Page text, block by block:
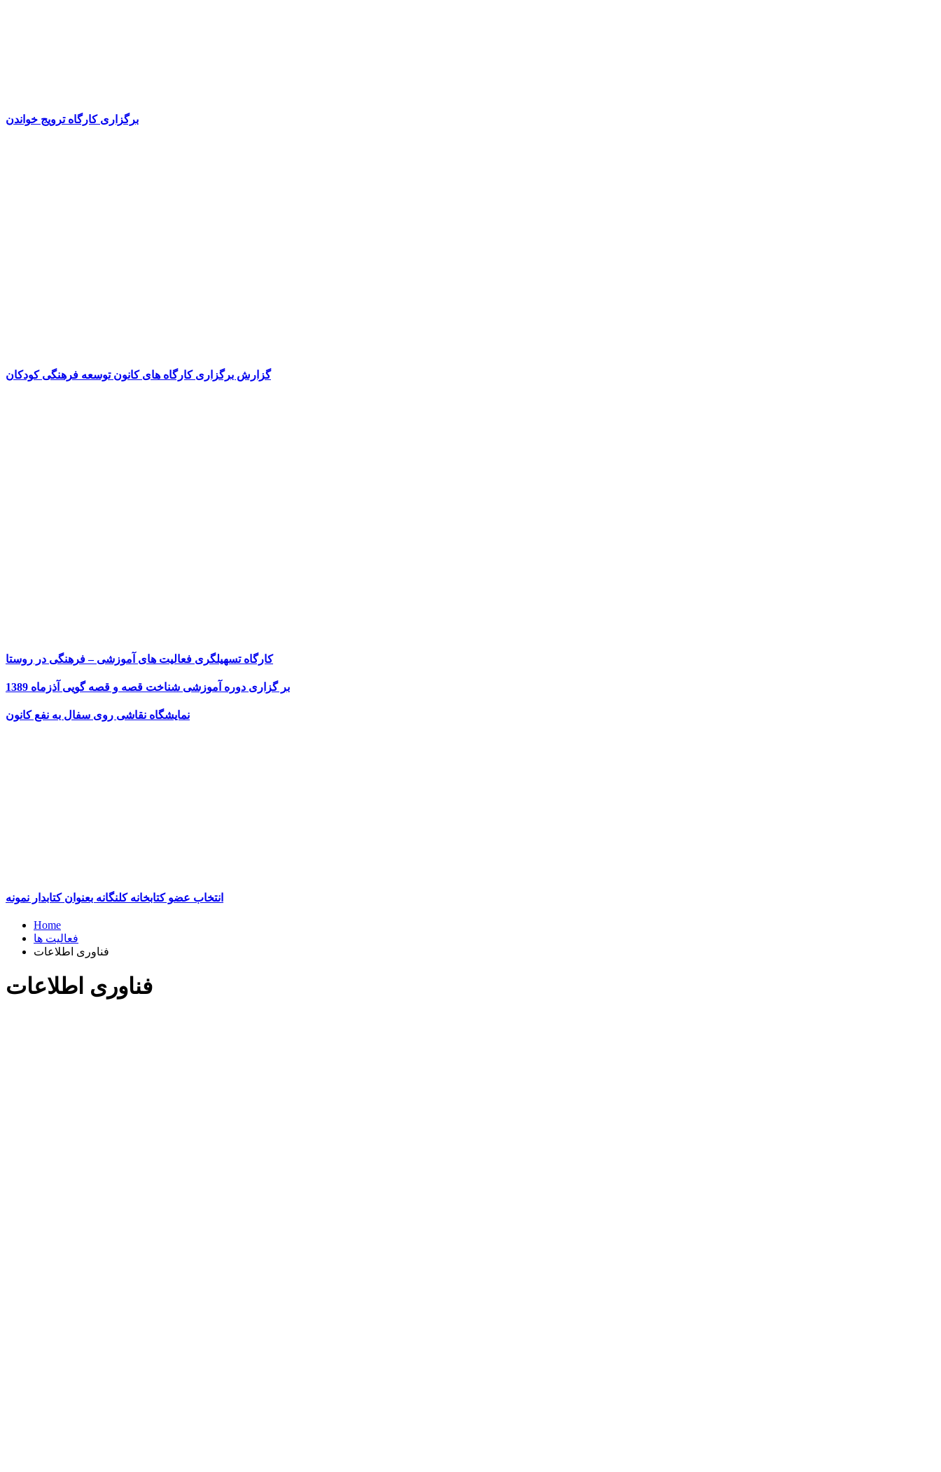
برگزاری کارگاه ترویج خواندن
گزارش برگزاری کارگاه های کانون توسعه فرهنگی کودکان
کارگاه تسهیلگری فعالیت های آموزشی – فرهنگی در روستا
بر گزاری دوره آموزشی شناخت قصه و قصه گویی آذزماه 1389
نمایشگاه نقاشی روی سفال به نفع کانون
انتخاب عضو کتابخانه کلنگانه بعنوان کتابدار نمونه
Home
فعالیت ها
فناوری اطلاعات
فناوری اطلاعات